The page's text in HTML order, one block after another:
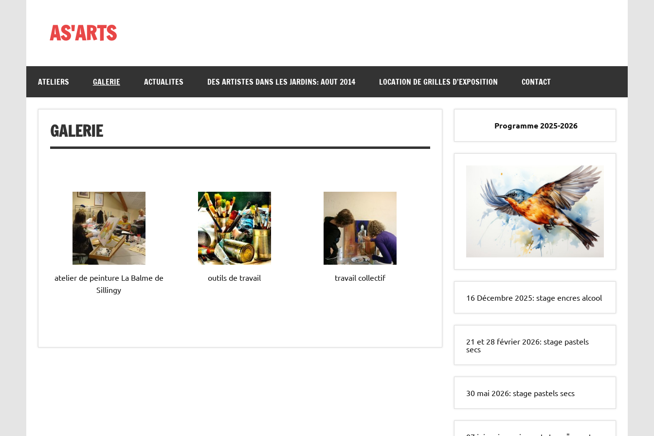
AS'ARTS
ATELIERS GALERIE ACTUALITES DES ARTISTES DANS LES JARDINS: AOUT 2014 LOCATION DE GRILLES D’EXPOSITION CONTACT
GALERIE
atelier de peinture La Balme de
Sillingy
outils de travail travail collectif
Programme 2025-2026
16 Décembre 2025: stage encres alcool
21 et 28 février 2026: stage pastels
secs
30 mai 2026: stage pastels secs